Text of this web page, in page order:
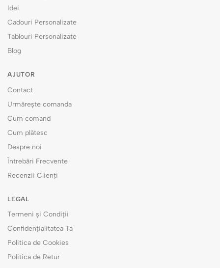
Idei
Cadouri Personalizate
Tablouri Personalizate
Blog
AJUTOR
Contact
Urmărește comanda
Cum comand
Cum plătesc
Despre noi
Întrebări Frecvente
Recenzii Clienți
LEGAL
Termeni și Condiții
Confidențialitatea Ta
Politica de Cookies
Politica de Retur